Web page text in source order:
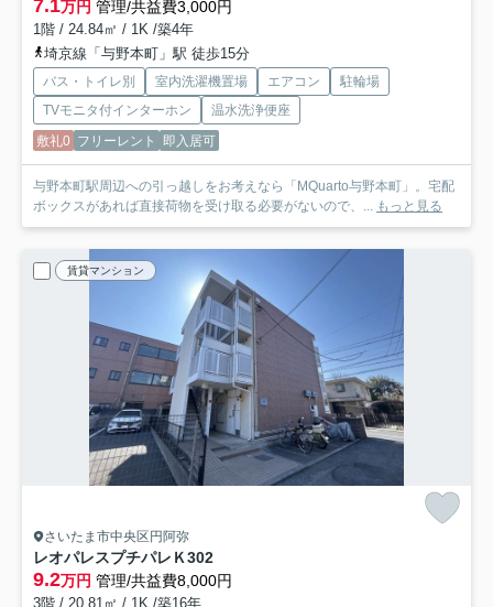
7.1万円 管理/共益費3,000円
1階 / 24.84㎡ / 1K /築4年
埼京線「与野本町」駅 徒歩15分
バス・トイレ別 室内洗濯機置場 エアコン
駐輪場
TVモニタ付インターホン
温水洗浄便座
敷礼0 フリーレント 即入居可
与野本町駅周辺への引っ越しをお考えなら「MQuarto与野本町」。宅配
ボックスがあれば直接荷物を受け取る必要がないので、... もっと見る
賃貸マンション
さいたま市中央区円阿弥
レオパレスプチパレＫ302
9.2万円 管理/共益費8,000円
3階 / 20.81㎡ / 1K /築16年